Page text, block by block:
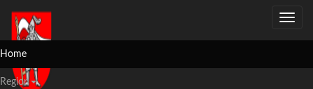
Toggle
Home
Region
Previous